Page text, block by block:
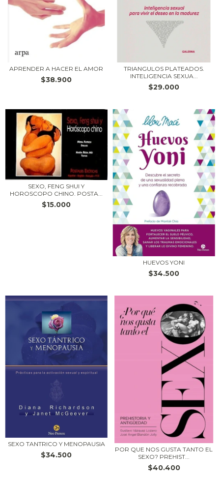
APRENDER A HACER EL AMOR
$38.900
TRIANGULOS PLATEADOS.
INTELIGENCIA SEXUA...
$29.000
SEXO, FENG SHUI Y
HOROSCOPO CHINO. POSTA...
$15.000
HUEVOS YONI
$34.500
SEXO TANTRICO Y MENOPAUSIA
$34.500
POR QUE NOS GUSTA TANTO EL
SEXO? PREHIST...
$40.400